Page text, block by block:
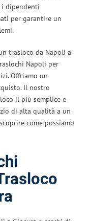
i dipendenti
per garantire un
trasloco da Napoli a
Napoli per
Offriamo un
Il nostro
il più semplice e
di alta qualità a un
come possiamo